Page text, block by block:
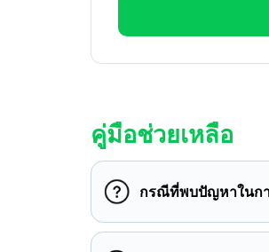
คู่มือช่วยเหลือ
กรณีที่พบปัญหาในก